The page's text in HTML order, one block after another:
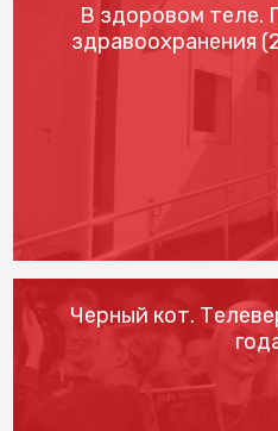
В здоровом теле.
здравоохранения
Черный кот.